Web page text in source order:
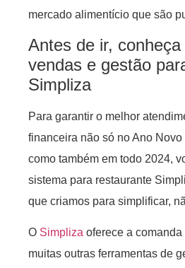
mercado alimentício que são
Antes de ir,
vendas e gestão
Simpliza
Para garantir o melhor
financeira não só no Ano
como também em todo 2024,
sistema para restaurante
que criamos para simplificar,
O Simpliza oferece a
muitas outras ferramentas de